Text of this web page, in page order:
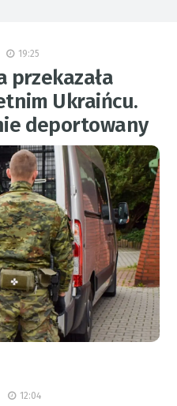
19:25
przekazała
Ukraińcu.
deportowany
12:04